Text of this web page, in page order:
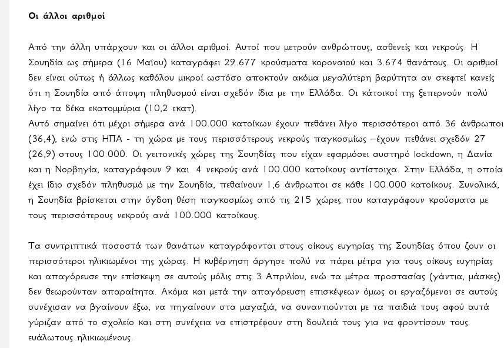
Οι άλλοι αριθμοί
Από την άλλη υπάρχουν και οι άλλοι αριθμοί. Αυτοί που μετρούν ανθρώπους, ασθενείς και νεκρούς. Η
Σουηδία ως σήμερα (16 Μαΐου) καταγράφει 29.677 κρούσματα κοροναϊού και 3.674 θανάτους. Οι αριθμοί
δεν είναι ούτως ή άλλως καθόλου μικροί ωστόσο αποκτούν ακόμα μεγαλύτερη βαρύτητα αν σκεφτεί κανείς
ότι η Σουηδία από άποψη πληθυσμού είναι σχεδόν ίδια με την Ελλάδα. Οι κάτοικοί της ξεπερνούν πολύ
λίγο τα δέκα εκατομμύρια (10,2 εκατ).
Αυτό σημαίνει ότι μέχρι σήμερα ανά 100.000 κατοίκων έχουν πεθάνει λίγο περισσότεροι από 36 άνθρωποι
(36,4), ενώ στις ΗΠΑ - τη χώρα με τους περισσότερους νεκρούς παγκοσμίως –έχουν πεθάνει σχεδόν 27
(26,9) στους 100.000. Οι γειτονικές χώρες της Σουηδίας που είχαν εφαρμόσει αυστηρό lockdown, η Δανία
και η Νορβηγία, καταγράφουν 9 και
4 νεκρούς ανά 100.000 κατοίκους αντίστοιχα. Στην Ελλάδα, η οποία
έχει ίδιο σχεδόν πληθυσμό με την Σουηδία, πεθαίνουν 1,6 άνθρωποι σε κάθε 100.000 κατοίκους. Συνολικά,
η Σουηδία βρίσκεται στην όγδοη θέση παγκοσμίως από τις 215 χώρες που καταγράφουν κρούσματα με
τους περισσότερους νεκρούς ανά 100.000 κατοίκους.
Τα συντριπτικά ποσοστά των θανάτων καταγράφονται στους οίκους ευγηρίας της Σουηδίας όπου ζουν οι
περισσότεροι ηλικιωμένοι της χώρας. Η κυβέρνηση άργησε πολύ να πάρει μέτρα για τους οίκους ευγηρίας
και απαγόρευσε την επίσκεψη σε αυτούς μόλις στις 3 Απριλίου, ενώ τα μέτρα προστασίας (γάντια, μάσκες)
δεν θεωρούνταν απαραίτητα. Ακόμα και μετά την απαγόρευση επισκέψεων όμως οι εργαζόμενοι σε αυτούς
συνέχισαν να βγαίνουν έξω, να πηγαίνουν στα μαγαζιά, να συναντιούνται με τα παιδιά τους αφού αυτά
γύριζαν από το σχολείο και στη συνέχεια να επιστρέφουν στη δουλειά τους για να φροντίσουν τους
ευάλωτους ηλικιωμένους.